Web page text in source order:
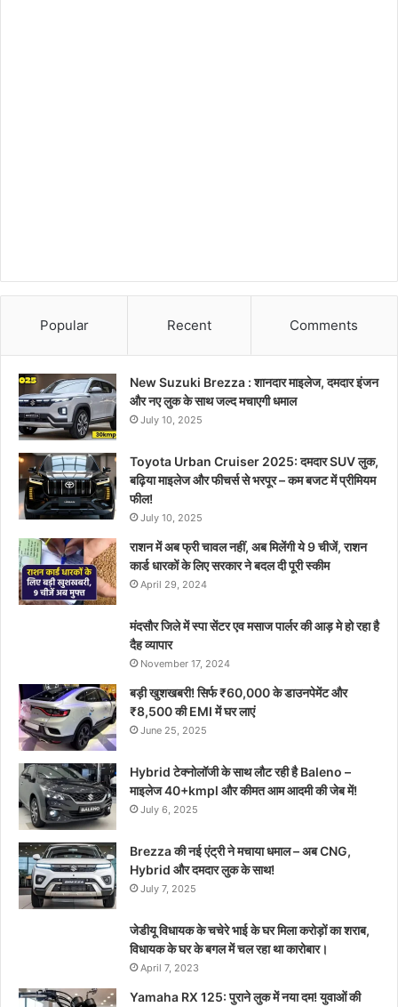
Popular Recent Comments
New Suzuki Brezza : शानदार माइलेज, दमदार इंजन
और नए लुक के साथ जल्द मचाएगी धमाल
July 10, 2025
Toyota Urban Cruiser 2025: दमदार SUV लुक,
बढ़िया माइलेज और फीचर्स से भरपूर – कम बजट में प्रीमियम
फील!
July 10, 2025
राशन में अब फ्री चावल नहीं, अब मिलेंगी ये 9 चीजें, राशन
कार्ड धारकों के लिए सरकार ने बदल दी पूरी स्कीम
April 29, 2024
मंदसौर जिले में स्पा सेंटर एव मसाज पार्लर की आड़ मे हो रहा है
दैह व्यापार
November 17, 2024
बड़ी खुशखबरी! सिर्फ ₹60,000 के डाउनपेमेंट और
₹8,500 की EMI में घर लाएं
June 25, 2025
Hybrid टेक्नोलॉजी के साथ लौट रही है Baleno –
माइलेज 40+kmpl और कीमत आम आदमी की जेब में!
July 6, 2025
Brezza की नई एंट्री ने मचाया धमाल – अब CNG,
Hybrid और दमदार लुक के साथ!
July 7, 2025
जेडीयू विधायक के चचेरे भाई के घर मिला करोड़ों का शराब,
विधायक के घर के बगल में चल रहा था कारोबार।
April 7, 2023
Yamaha RX 125: पुराने लुक में नया दम! युवाओं की